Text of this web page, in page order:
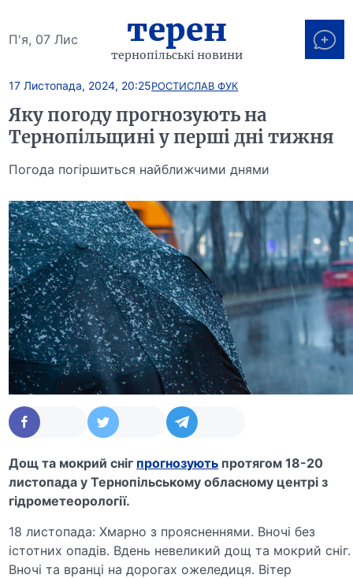
П'я, 07 Лис терен
тернопільські новини
17 Листопада, 2024, 20:25РОСТИСЛАВ ФУК
Яку погоду прогнозують на
Тернопільщині у перші дні тижня
Погода погіршиться найближчими днями
Дощ та мокрий сніг прогнозують протягом 18-20
листопада у Тернопільському обласному центрі з
гідрометеорології.
18 листопада: Хмарно з проясненнями. Вночі без
істотних опадів. Вдень невеликий дощ та мокрий сніг.
Вночі та вранці на дорогах ожеледиця. Вітер